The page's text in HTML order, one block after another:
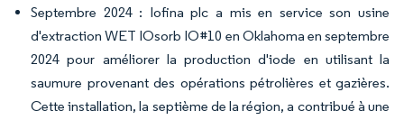
Septembre 2024 : Iofina plc a mis en service son usine
d'extraction WET IOsorb IO#10 en Oklahoma en septembre
2024 pour améliorer la production d'iode en utilisant la
saumure provenant des opérations pétrolières et gazières.
Cette installation, la septième de la région, a contribué à une